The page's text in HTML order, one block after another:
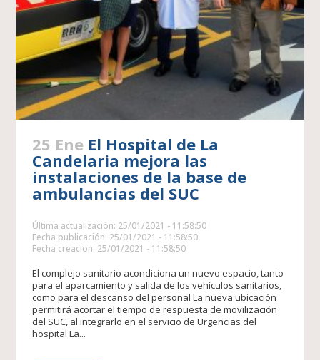
25 Ene El Hospital de La
Candelaria mejora las
instalaciones de la base de
ambulancias del SUC
Última actualización: 25/01/2021 - 11:58:50
Fecha publicación: 25/01/2021 - 11:58:50
Fecha creacion: 25/01/2021 - 11:58:50
El complejo sanitario acondiciona un nuevo espacio, tanto
para el aparcamiento y salida de los vehículos sanitarios,
como para el descanso del personal La nueva ubicación
permitirá acortar el tiempo de respuesta de movilización
del SUC, al integrarlo en el servicio de Urgencias del
hospital La...